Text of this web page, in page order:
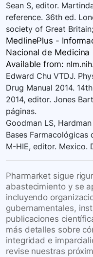
Sean S, editor.
reference. 36th ed.
society of Great
MedlinePlus -
Nacional de
Available from:
Edward Chu VTDJ.
Drug Manual 2014.
2014, editor. Jones
páginas.
Goodman LS,
Bases Farmacológicas
M-HIE, editor. Mexico.
Pharmarket sigue
abastecimiento y se
incluyendo
gubernamentales,
publicaciones
más detalles sobre
integridad e
revise nuestras